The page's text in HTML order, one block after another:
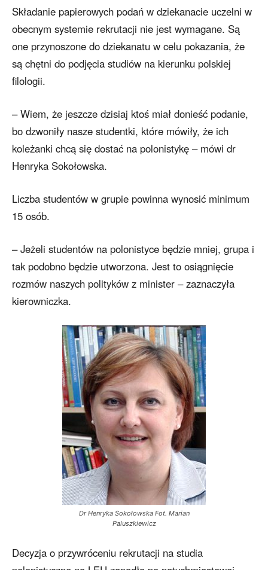
Składanie papierowych podań w dziekanacie uczelni w
obecnym systemie rekrutacji nie jest wymagane. Są
one przynoszone do dziekanatu w celu pokazania, że
są chętni do podjęcia studiów na kierunku polskiej
filologii.
– Wiem, że jeszcze dzisiaj ktoś miał donieść podanie,
bo dzwoniły nasze studentki, które mówiły, że ich
koleżanki chcą się dostać na polonistykę – mówi dr
Henryka Sokołowska.
Liczba studentów w grupie powinna wynosić minimum
15 osób.
– Jeżeli studentów na polonistyce będzie mniej, grupa i
tak podobno będzie utworzona. Jest to osiągnięcie
rozmów naszych polityków z minister – zaznaczyła
kierowniczka.
Dr Henryka Sokołowska Fot. Marian
Paluszkiewicz
Decyzja o przywróceniu rekrutacji na studia